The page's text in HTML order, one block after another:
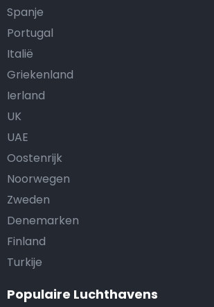
Spanje
Portugal
Italië
Griekenland
Ierland
UK
UAE
Oostenrijk
Noorwegen
Zweden
Denemarken
Finland
Turkije
Populaire Luchthavens